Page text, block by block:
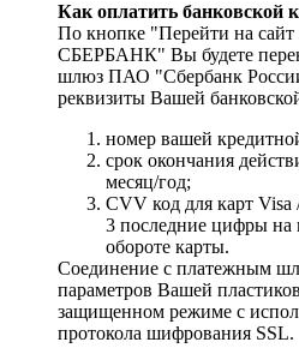
Как оплатить банковской
По кнопке "Перейти на
СБЕРБАНК" Вы будете
шлюз ПАО "Сбербанк
реквизиты Вашей
номер вашей
cрок окончания
месяц/год;
CVV код для карт Visa
3 последние цифры на
обороте карты.
Соединение с платежным
параметров Вашей
защищенном режиме с
протокола шифрования SSL.